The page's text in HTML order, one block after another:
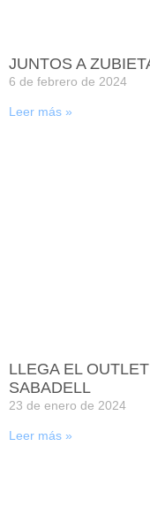
JUNTOS A
6 de febrero de 2024
Leer más »
LLEGA EL
SABADELL
23 de enero de 2024
Leer más »